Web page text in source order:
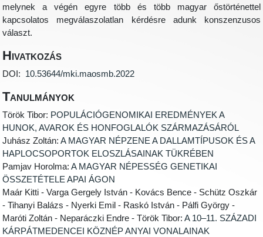
melynek a végén egyre több és több magyar őstörténettel
kapcsolatos megválaszolatlan kérdésre adunk konszenzusos
választ.
Hivatkozás
DOI: 10.53644/mki.maosmb.2022
Tanulmányok
Török Tibor: POPULÁCIÓGENOMIKAI EREDMÉNYEK A
HUNOK, AVAROK ÉS HONFOGLALÓK SZÁRMAZÁSÁRÓL
Juhász Zoltán:A MAGYAR NÉPZENE A DALLAMTÍPUSOK ÉS A
HAPLOCSOPORTOK ELOSZLÁSAINAK TÜKRÉBEN
Pamjav Horolma:A MAGYAR NÉPESSÉG GENETIKAI
ÖSSZETÉTELE APAI ÁGON
Maár Kitti - Varga Gergely István - Kovács Bence - Schütz Oszkár
- Tihanyi Balázs - Nyerki Emil - Raskó István - Pálfi György -
Maróti Zoltán - Neparáczki Endre - Török Tibor:A 10–11. SZÁZADI
KÁRPÁTMEDENCEI KÖZNÉP ANYAI VONALAINAK